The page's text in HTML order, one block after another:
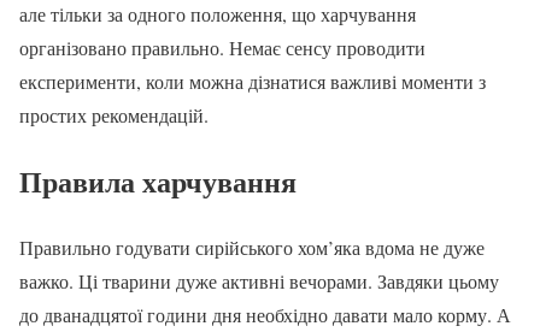
але тільки за одного положення, що харчування
організовано правильно. Немає сенсу проводити
експерименти, коли можна дізнатися важливі моменти з
простих рекомендацій.
Правила харчування
Правильно годувати сирійського хом’яка вдома не дуже
важко. Ці тварини дуже активні вечорами. Завдяки цьому
до дванадцятої години дня необхідно давати мало корму. А